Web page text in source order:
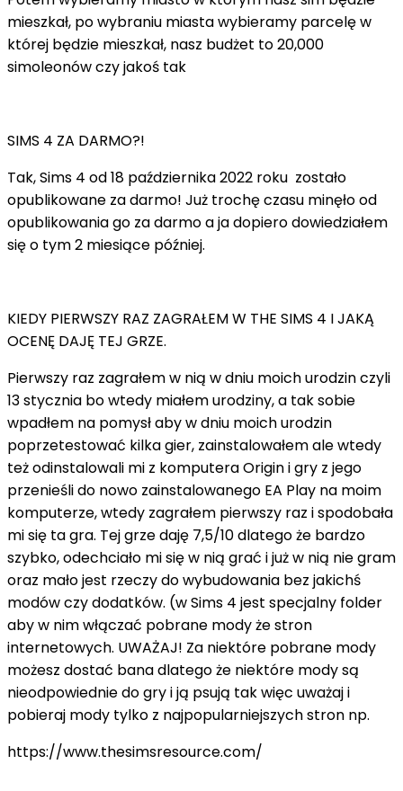
mieszkał, po wybraniu miasta wybieramy parcelę w
której będzie mieszkał, nasz budżet to 20,000
simoleonów czy jakoś tak
SIMS 4 ZA DARMO?!
Tak, Sims 4 od 18 października 2022 roku zostało
opublikowane za darmo! Już trochę czasu minęło od
opublikowania go za darmo a ja dopiero dowiedziałem
się o tym 2 miesiące później.
KIEDY PIERWSZY RAZ ZAGRAŁEM W THE SIMS 4 I JAKĄ
OCENĘ DAJĘ TEJ GRZE.
Pierwszy raz zagrałem w nią w dniu moich urodzin czyli
13 stycznia bo wtedy miałem urodziny, a tak sobie
wpadłem na pomysł aby w dniu moich urodzin
poprzetestować kilka gier, zainstalowałem ale wtedy
też odinstalowali mi z komputera Origin i gry z jego
przenieśli do nowo zainstalowanego EA Play na moim
komputerze, wtedy zagrałem pierwszy raz i spodobała
mi się ta gra. Tej grze daję 7,5/10 dlatego że bardzo
szybko, odechciało mi się w nią grać i już w nią nie gram
oraz mało jest rzeczy do wybudowania bez jakichś
modów czy dodatków. (w Sims 4 jest specjalny folder
aby w nim włączać pobrane mody że stron
internetowych. UWAŻAJ! Za niektóre pobrane mody
możesz dostać bana dlatego że niektóre mody są
nieodpowiednie do gry i ją psują tak więc uważaj i
pobieraj mody tylko z najpopularniejszych stron np.
https://www.thesimsresource.com/